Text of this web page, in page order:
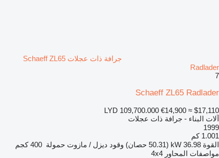
جرافة ذات عجلات Schaeff ZL65
Radlader
7
Schaeff ZL65 Radlader
LYD 109,700.000 €14,900 ≈ $17,110
آلات البناء - جرافة ذات عجلات
1999
1.001 كم
القوة 36.98 kW (50.31 حصان) وقود ديزل / مازوت حمولة 400 كجم
مواصفات المحاور 4x4